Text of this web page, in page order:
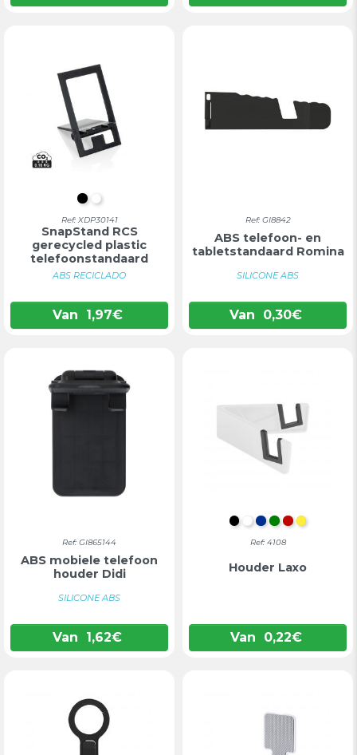
ZWART
WIT
Ref: XDP30141
SnapStand RCS
gerecycled plastic
telefoonstandaard
ABS RECICLADO
Van 1,97€
Ref: GI8842
ABS telefoon- en
tabletstandaard Romina
SILICONE ABS
Van 0,30€
Ref: GI865144
ABS mobiele telefoon
houder Didi
SILICONE ABS
Van 1,62€
ZWART
WITBLAUW
GROEN
ROOD
GEEL
Ref: 4108
Houder Laxo
Van 0,22€